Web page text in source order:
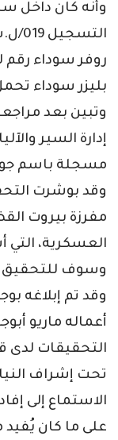
وأنه كان داخل
بليزر سوداء تحمل
وتبين بعد
إدارة السير
مسجلة باسم
وقد بوشرت
مفرزة بيروت
العسكرية،
وسوف
وقد تم إبلاغه
أعماله ماريو
التحقيقات لدى
تحت إشراف
الاستماع إلى
على ما كان يُفيد